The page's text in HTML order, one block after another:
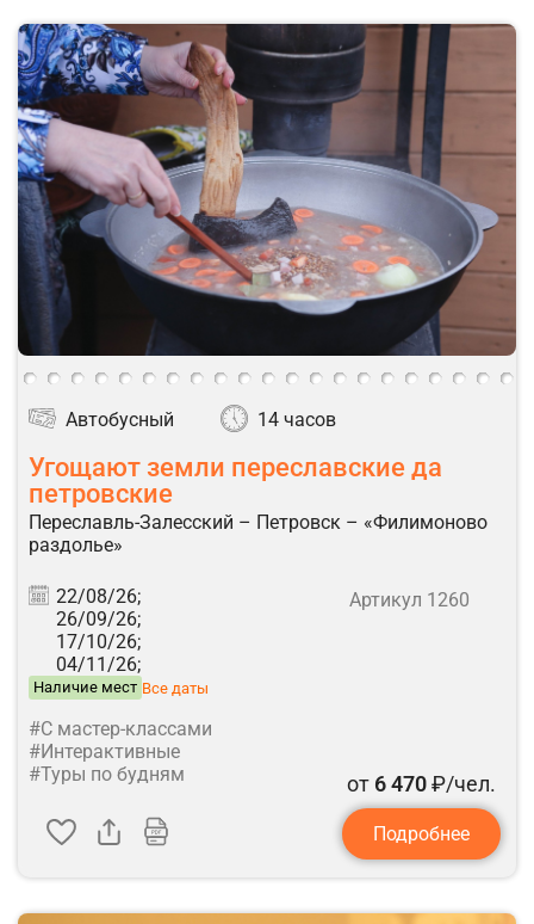
Автобусный 14 часов
Угощают земли переславские да
петровские
Переславль-Залесский – Петровск – «Филимоново
раздолье»
22/08/26;
26/09/26;
17/10/26;
04/11/26;
Наличие мест Все даты
Артикул 1260
#С мастер-классами
#Интерактивные
#Туры по будням
от 6 470₽/чел.
Подробнее